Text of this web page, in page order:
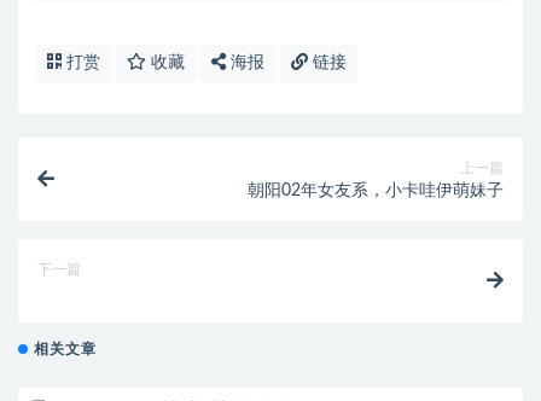
打赏 收藏 海报 链接
上一篇
朝阳02年女友系，小卡哇伊萌妹子
下一篇
相关文章